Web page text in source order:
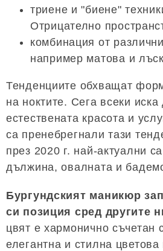
триене и "биене"
Отрицателно
комбинация от
например матова и
Тенденциите обхващат
на ноктите. Сега всеки
естествената красота и
са пренебрегнали тази
през 2020 г. най-актуални
дължина, овалната и
Бургундският маникюр
си позиция сред другите
цвят е хармонично съчетан
елегантна и стилна